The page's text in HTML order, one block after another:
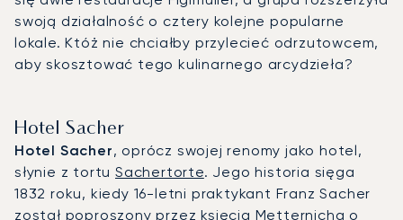
swoją działalność o cztery kolejne popularne
lokale. Któż nie chciałby przylecieć odrzutowcem,
aby skosztować tego kulinarnego arcydzieła?
Hotel Sacher
Hotel Sacher, oprócz swojej renomy jako hotel,
słynie z tortuSachertorte. Jego historia sięga
1832 roku, kiedy 16-letni praktykant Franz Sacher
został poproszony przez księcia Metternicha o